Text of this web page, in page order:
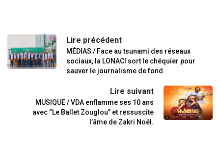
Lire précédent
MÉDIAS / Face au tsunami des réseaux
sociaux, la LONACI sort le chéquier pour
sauver le journalisme de fond.
Lire suivant
MUSIQUE / VDA enflamme ses 10 ans
avec “Le Ballet Zouglou” et ressuscite
l’âme de Zakri Noël.